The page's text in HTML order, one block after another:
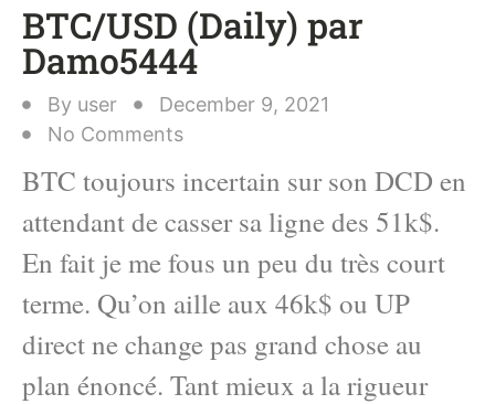
BTC/USD (Daily) par
Damo5444
By user
December 9, 2021
No Comments
BTC toujours incertain sur son DCD en
attendant de casser sa ligne des 51k$.
En fait je me fous un peu du très court
terme. Qu’on aille aux 46k$ ou UP
direct ne change pas grand chose au
plan énoncé. Tant mieux a la rigueur